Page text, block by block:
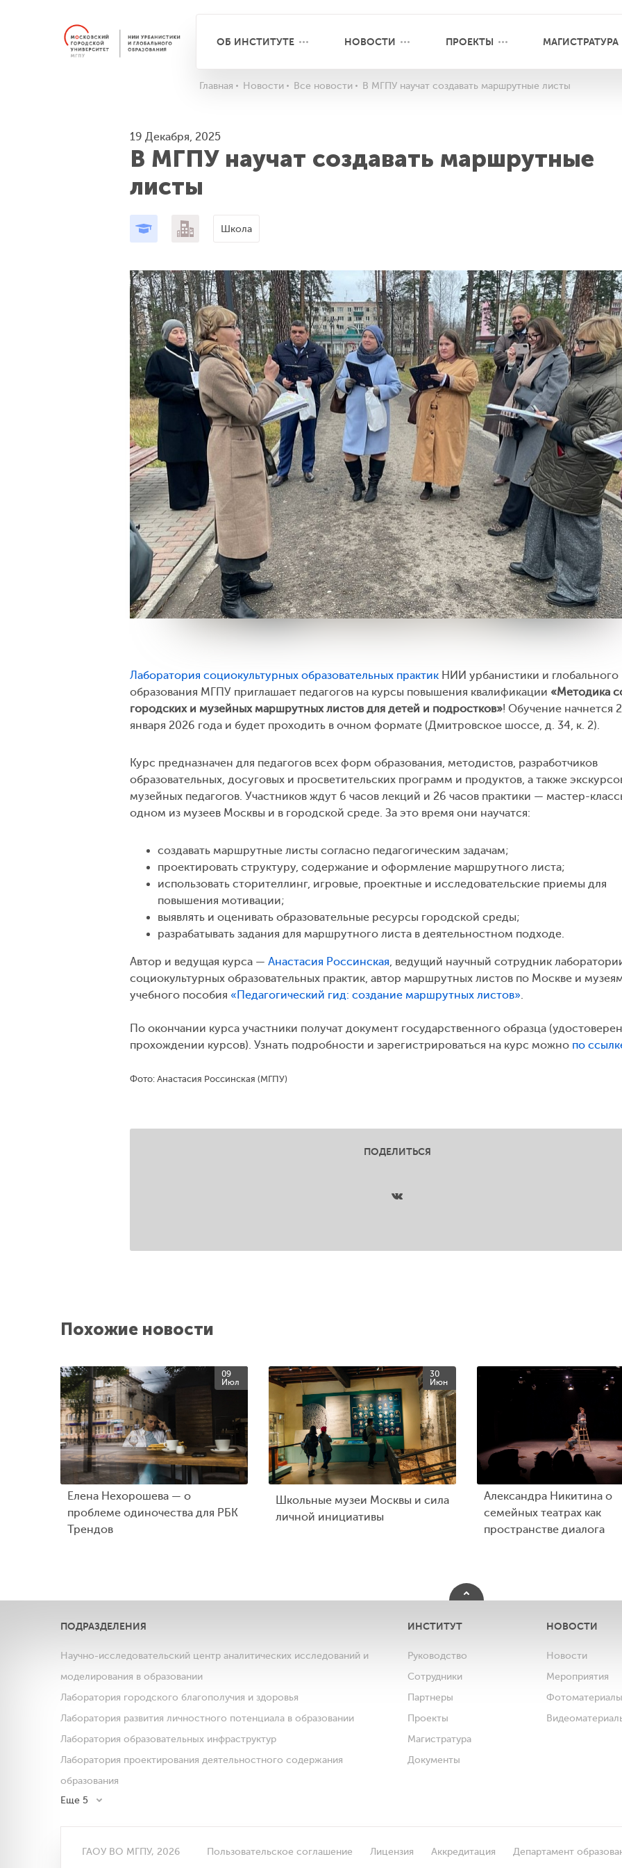
ОБ ИНСТИТУТЕ НОВОСТИ ПРОЕКТЫ МАГИСТРАТУРА
Главная Новости Все новости В МГПУ научат создавать маршрутные листы
19 Декабря, 2025
В МГПУ научат создавать маршрутные
листы
Школа
Лаборатория социокультурных образовательных практик НИИ урбанистики и глобального
образования МГПУ приглашает педагогов на курсы повышения квалификации «Методика
городских и музейных маршрутных листов для детей и подростков»! Обучение начнется
января 2026 года и будет проходить в очном формате (Дмитровское шоссе, д. 34, к. 2).
Курс предназначен для педагогов всех форм образования, методистов, разработчиков
образовательных, досуговых и просветительских программ и продуктов, а также
музейных педагогов. Участников ждут 6 часов лекций и 26 часов практики — мастер-
одном из музеев Москвы и в городской среде. За это время они научатся:
создавать маршрутные листы согласно педагогическим задачам;
проектировать структуру, содержание и оформление маршрутного листа;
использовать сторителлинг, игровые, проектные и исследовательские приемы для
повышения мотивации;
выявлять и оценивать образовательные ресурсы городской среды;
разрабатывать задания для маршрутного листа в деятельностном подходе.
Автор и ведущая курса — Анастасия Россинская , ведущий научный сотрудник
социокультурных образовательных практик, автор маршрутных листов по Москве и
учебного пособия «Педагогический гид: создание маршрутных листов»
По окончании курса участники получат документ государственного образца
прохождении курсов). Узнать подробности и зарегистрироваться на курс можно по
Фото: Анастасия Россинская (МГПУ)
ПОДЕЛИТЬСЯ
Похожие новости
09
Июл
Елена Нехорошева — о
проблеме одиночества для РБК
Трендов
30
Июн
Школьные музеи Москвы и сила
личной инициативы
Александра Никитина о
семейных театрах как
пространстве диалога
ПОДРАЗДЕЛЕНИЯ
Научно-исследовательский центр аналитических исследований и
моделирования в образовании
Лаборатория городского благополучия и здоровья
Лаборатория развития личностного потенциала в образовании
Лаборатория образовательных инфраструктур
Лаборатория проектирования деятельностного содержания
образования
Еще 5
ИНСТИТУТ
Руководство
Сотрудники
Партнеры
Проекты
Магистратура
Документы
НОВОСТИ
Новости
Мероприятия
Фотоматериалы
ГАОУ ВО МГПУ, 2026 Пользовательское соглашение Лицензия Аккредитация Департамент